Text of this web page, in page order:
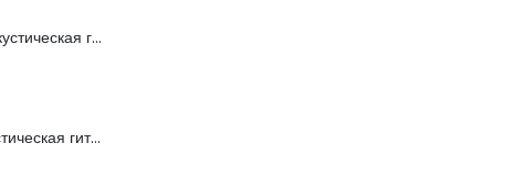
FFG-1040SB Акустическая гитара, санберст, с вырезом, Foix
C901T-BS Акустическая гитара, с вырезом, санберст, Caraya